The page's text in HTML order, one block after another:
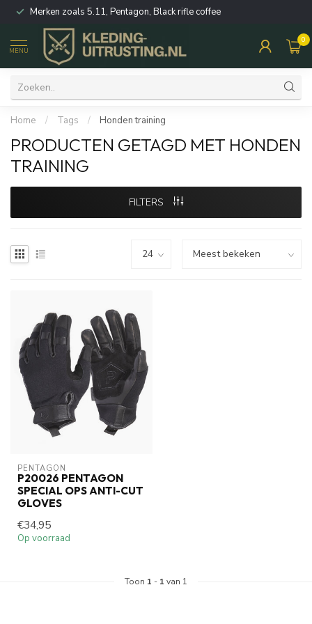
Merken zoals 5.11, Pentagon, Black rifle coffee
MENU
0
Home / Tags / Honden training
PRODUCTEN GETAGD MET HONDEN
TRAINING
FILTERS
PENTAGON
P20026 PENTAGON
SPECIAL OPS ANTI-CUT
GLOVES
€34,95
Op voorraad
Toon 1 - 1 van 1